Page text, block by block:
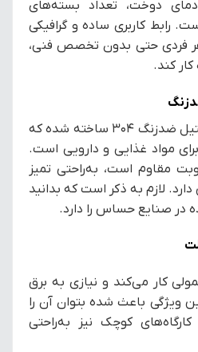
دوخت، تعداد بسته‌های
رابط کاربری ساده و گرافیکی
فردی حتی بدون تخصص فنی،
کار کند.
جنس بدنه دستگاه از استیل ضدزنگ ۳۰۴ ساخته شده که
مواد غذایی و دارویی است.
مقاوم است، به‌راحتی تمیز
لازم به ذکر است که بدانید
در صنایع حساس را دارد.
کار می‌کند و نیازی به برق
ویژگی باعث شده بتوان آن را
کوچک نیز به‌راحتی